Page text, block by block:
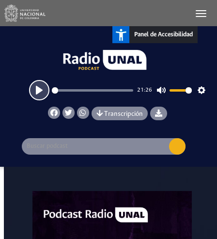
Panel de Accesibilidad
Play
21:26
Transcripción